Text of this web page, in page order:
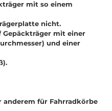
mit so einem
nicht.
Gepäckträger mit einer
und einer
für Fahrradkörbe